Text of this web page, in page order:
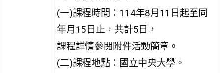
(一)課程時間：114年8月11日起至同
年月15日止，共計5日，
課程詳情參閱附件活動簡章。
(二)課程地點：國立中央大學。